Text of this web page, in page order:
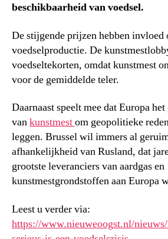
beschikbaarheid van voedsel.
De stijgende prijzen hebben
voedselproductie. De
voedseltekorten, omdat kunstmest
voor de gemiddelde teler.
Daarnaast speelt mee dat Europa
vankunstmestom geopolitieke
leggen. Brussel wil immers al
afhankelijkheid van Rusland, dat
grootste leveranciers van aardgas en
kunstmestgrondstoffen aan Europa
Leest u verder via:
https://www.nieuweoogst.nl/